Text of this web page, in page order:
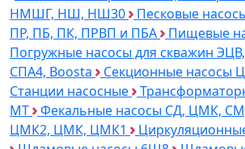
НМШГ, НШ, НШ30
Песковые
ПР, ПБ, ПК, ПРВП и ПБА
Пищевые
Погружные насосы для скважин
СПА4, Boosta
Секционные насосы
Станции насосные
МТ
Фекальные насосы СД, ЦМК,
ЦМК2, ЦМК, ЦМК1